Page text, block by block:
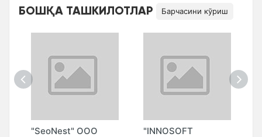
БОШҚА ТАШКИЛОТЛАР Барчасини кўриш
"SeoNest" ООО
"INNOSOFT